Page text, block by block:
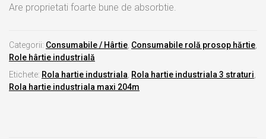
Are proprietati foarte bune de absorbtie.
Categorii: Consumabile / Hârtie, Consumabile rolă prosop hărtie,
Role hârtie industrială
Etichete: Rola hartie industriala, Rola hartie industriala 3 straturi,
Rola hartie industriala maxi 204m